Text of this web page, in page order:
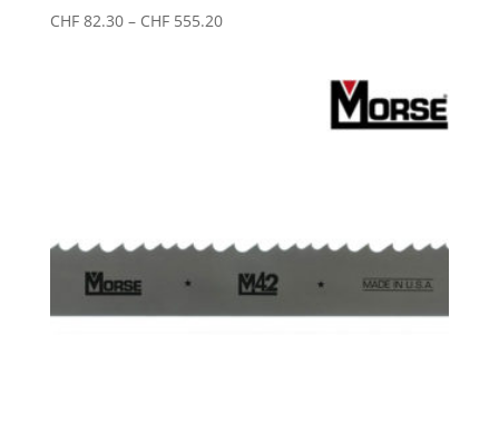
CHF82.30 – CHF555.20Preisspanne: